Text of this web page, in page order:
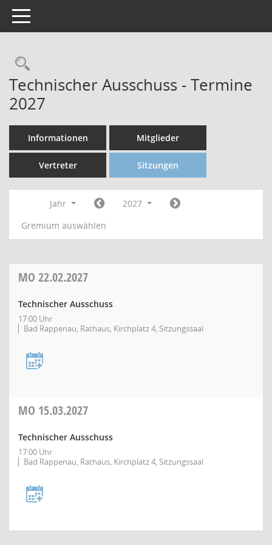
Toggle navigation
Technischer Ausschuss - Termine
2027
Informationen Mitglieder
Vertreter Sitzungen
Jahr
2027
Gremium auswählen
MO 22.02.2027
Technischer Ausschuss
17:00 Uhr
Bad Rappenau, Rathaus, Kirchplatz 4, Sitzungssaal
MO 15.03.2027
Technischer Ausschuss
17:00 Uhr
Bad Rappenau, Rathaus, Kirchplatz 4, Sitzungssaal